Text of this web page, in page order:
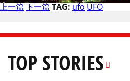
上一篇 下一篇 TAG: ufo UFO
TOP STORIES